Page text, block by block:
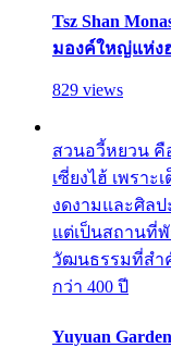
Tsz Shan
มองค์ใหญ่แห่ง
829 views
สวนอวี้หยวน
เซี่ยงไฮ้ เพรา
งดงามและศิล
แต่เป็นสถานที่
วัฒนธรรมที่สำ
กว่า 400 ปี
Yuyuan